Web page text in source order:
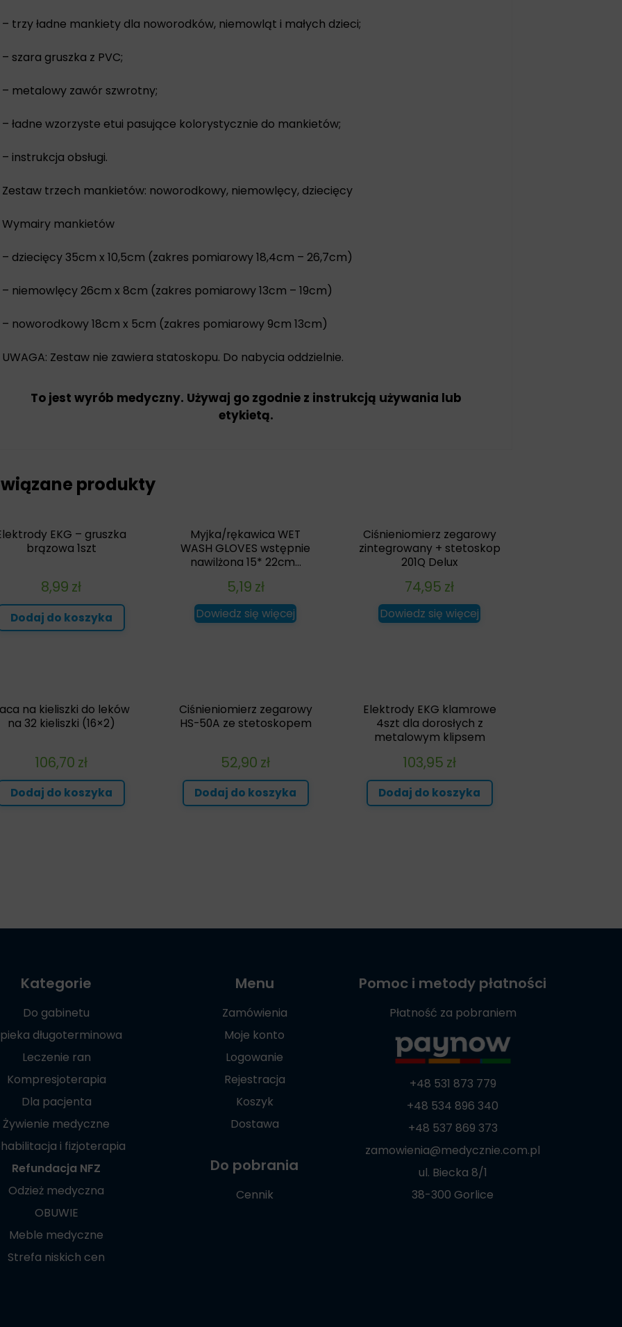
– trzy ładne mankiety dla noworodków, niemowląt i małych dzieci;
– szara gruszka z PVC;
– metalowy zawór szwrotny;
– ładne wzorzyste etui pasujące kolorystycznie do mankietów;
– instrukcja obsługi.
Zestaw trzech mankietów: noworodkowy, niemowlęcy, dziecięcy
Wymairy mankietów
– dziecięcy 35cm x 10,5cm (zakres pomiarowy 18,4cm – 26,7cm)
– niemowlęcy 26cm x 8cm (zakres pomiarowy 13cm – 19cm)
– noworodkowy 18cm x 5cm (zakres pomiarowy 9cm 13cm)
UWAGA: Zestaw nie zawiera statoskopu. Do nabycia oddzielnie.
To jest wyrób medyczny. Używaj go zgodnie z instrukcją używania lub
etykietą.
produkty
EKG – gruszka
brązowa 1szt
8,99 zł
Dodaj do koszyka
Myjka/rękawica WET
WASH GLOVES wstępnie
nawilżona 15* 22cm...
5,19 zł
Dowiedz się więcej
Ciśnieniomierz zegarowy
zintegrowany + stetoskop
201Q Delux
74,95 zł
Dowiedz się więcej
na kieliszki do leków
na 32 kieliszki (16×2)
106,70 zł
Dodaj do koszyka
Ciśnieniomierz zegarowy
HS-50A ze stetoskopem
52,90 zł
Dodaj do koszyka
Elektrody EKG klamrowe
4szt dla dorosłych z
metalowym klipsem
103,95 zł
Dodaj do koszyka
Kategorie
Do gabinetu
długoterminowa
Leczenie ran
Kompresjoterapia
Dla pacjenta
Żywienie medyczne
i fizjoterapia
Refundacja NFZ
Odzież medyczna
OBUWIE
Meble medyczne
Strefa niskich cen
Menu
Zamówienia
Moje konto
Logowanie
Rejestracja
Koszyk
Dostawa
Do pobrania
Cennik
Pomoc i metody płatności
Płatność za pobraniem
+48 531 873 779
+48 534 896 340
+48 537 869 373
zamowienia@medycznie.com.pl
ul. Biecka 8/1
38-300 Gorlice